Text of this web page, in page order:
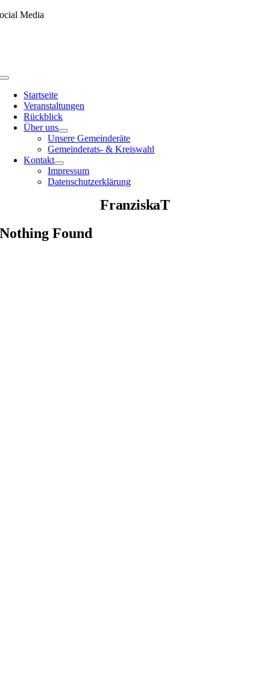
SkipMedia
Toggle
NavigationStartseite
Veranstaltungen
Rückblick
Über uns
Unsere Gemeinderäte
Gemeinderats- & Kreiswahl
Kontakt
Impressum
Datenschutzerklärung
FranziskaT
Nothing Found